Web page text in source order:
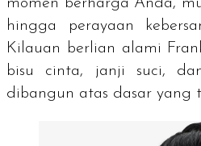
momen berharga Anda,
hingga perayaan
Kilauan berlian alami
bisu cinta, janji suci,
dibangun atas dasar yang